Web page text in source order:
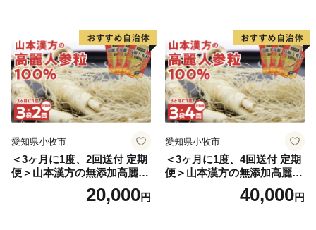
愛知県小牧市
＜3ヶ月に1度、2回送付 定期
便＞山本漢方の無添加高麗人
20,000円
愛知県小牧市
＜3ヶ月に1度、4回送付 定期
便＞山本漢方の無添加高麗人
40,000円